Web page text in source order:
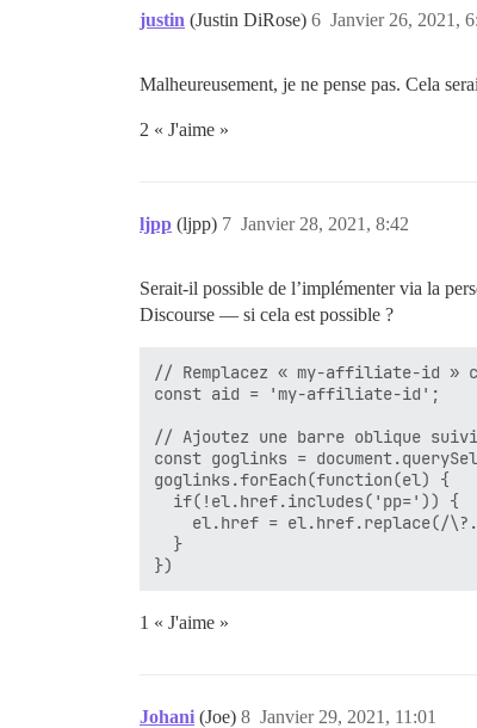
justin (Justin DiRose) Janvier 26, 2021,
6
Malheureusement, je ne pense pas. Cela
2 « J'aime »
ljpp (ljpp) Janvier 28, 2021, 8:42
7
Serait-il possible de l’implémenter via la
Discourse — si cela est possible ?
// Remplacez « my-affiliate-id
const aid = 'my-affiliate-id';
// Ajoutez une barre oblique
const goglinks =
goglinks.forEach(function(el) {
  if(!el.href.includes('pp=')) {
el.href = el.href.replace(/
  }
})
1 « J'aime »
Johani (Joe) Janvier 29, 2021, 11:01
8